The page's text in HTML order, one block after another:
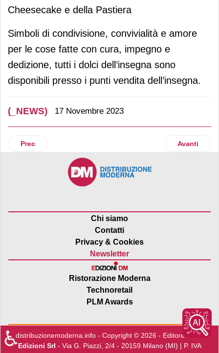
Cheesecake e della Pastiera
Simboli di condivisione, convivialità e amore
per le cose fatte con cura, impegno e
dedizione, tutti i dolci dell’insegna sono
disponibili presso i punti vendita dell’insegna.
(_NEWS) 17 Novembre 2023
Articolo precedente: Centrale del Latte di Roma: i pediatri
Prec Articolo
Avanti
Chi siamo
Contatti
Privacy & Cookies
Newsletter
Ristorazione Moderna
Technoretail
PLM Awards
distribuzionemoderna.info - Copyright © 2026 - Editore:Edra
Edizioni Srl - Via G. Piazzi, 2/4 - 20159 Milano (MI) | P. IVA